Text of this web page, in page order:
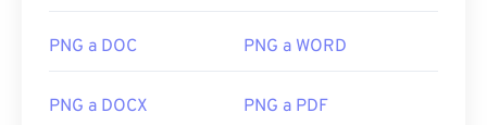
PNG a DOC PNG a WORD
PNG a DOCX PNG a PDF